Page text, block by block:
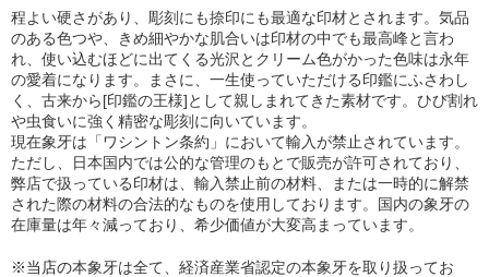
程よい硬さがあり、彫刻にも捺印にも最適な印材とされます。気品
のある色つや、きめ細やかな肌合いは印材の中でも最高峰と言わ
れ、使い込むほどに出てくる光沢とクリーム色がかった色味は永年
の愛着になります。まさに、一生使っていただける印鑑にふさわし
く、古来から[印鑑の王様]として親しまれてきた素材です。ひび割れ
や虫食いに強く精密な彫刻に向いています。
現在象牙は「ワシントン条約」において輸入が禁止されています。
ただし、日本国内では公的な管理のもとで販売が許可されており、
弊店で扱っている印材は、輸入禁止前の材料、または一時的に解禁
された際の材料の合法的なものを使用しております。国内の象牙の
在庫量は年々減っており、希少価値が大変高まっています。
※当店の本象牙は全て、経済産業省認定の本象牙を取り扱ってお